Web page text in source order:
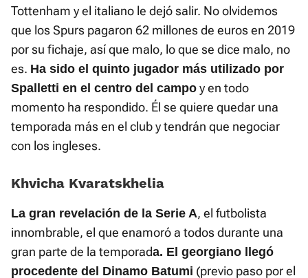
Tottenham y el italiano le dejó salir. No olvidemos
que los Spurs pagaron 62 millones de euros en 2019
por su fichaje, así que malo, lo que se dice malo, no
es. Ha sido el quinto jugador más utilizado por
Spalletti en el centro del campo y en todo
momento ha respondido. Él se quiere quedar una
temporada más en el club y tendrán que negociar
con los ingleses.
Khvicha Kvaratskhelia
La gran revelación de la Serie A, el futbolista
innombrable, el que enamoró a todos durante una
gran parte de la temporada. El georgiano llegó
procedente del Dinamo Batumi (previo paso por el